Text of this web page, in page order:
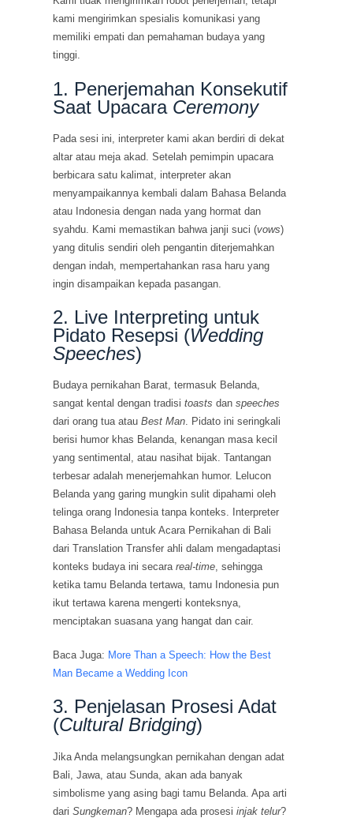
kami mengirimkan spesialis komunikasi yang
memiliki empati dan pemahaman budaya yang
tinggi.
1. Penerjemahan Konsekutif
Saat Upacara Ceremony
Pada sesi ini, interpreter kami akan berdiri di dekat
altar atau meja akad. Setelah pemimpin upacara
berbicara satu kalimat, interpreter akan
menyampaikannya kembali dalam Bahasa Belanda
atau Indonesia dengan nada yang hormat dan
syahdu. Kami memastikan bahwa janji suci (vows)
yang ditulis sendiri oleh pengantin diterjemahkan
dengan indah, mempertahankan rasa haru yang
ingin disampaikan kepada pasangan.
2. Live Interpreting untuk
Pidato Resepsi (Wedding
Speeches)
Budaya pernikahan Barat, termasuk Belanda,
sangat kental dengan tradisitoasts danspeeches
dari orang tua atauBest Man. Pidato ini seringkali
berisi humor khas Belanda, kenangan masa kecil
yang sentimental, atau nasihat bijak. Tantangan
terbesar adalah menerjemahkan humor. Lelucon
Belanda yang garing mungkin sulit dipahami oleh
telinga orang Indonesia tanpa konteks. Interpreter
Bahasa Belanda untuk Acara Pernikahan di Bali
dari Translation Transfer ahli dalam mengadaptasi
konteks budaya ini secarareal-time, sehingga
ketika tamu Belanda tertawa, tamu Indonesia pun
ikut tertawa karena mengerti konteksnya,
menciptakan suasana yang hangat dan cair.
Baca Juga: More Than a Speech: How the Best
Man Became a Wedding Icon
3. Penjelasan Prosesi Adat
(Cultural Bridging)
Jika Anda melangsungkan pernikahan dengan adat
Bali, Jawa, atau Sunda, akan ada banyak
simbolisme yang asing bagi tamu Belanda. Apa arti
dariSungkeman? Mengapa ada prosesiinjak telur?